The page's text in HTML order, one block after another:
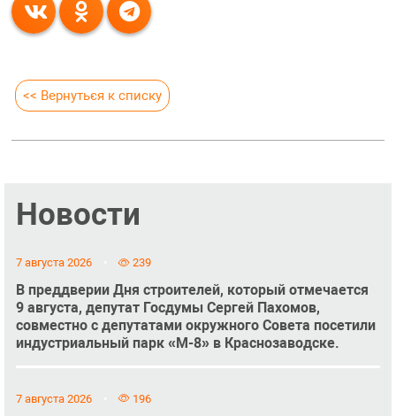
<< Вернуться к списку
Новости
7 августа 2026 239
В преддверии Дня строителей, который отмечается
9 августа, депутат Госдумы Сергей Пахомов,
совместно с депутатами окружного Совета посетили
индустриальный парк «М-8» в Краснозаводске.
7 августа 2026 196